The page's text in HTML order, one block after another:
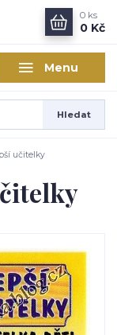
Menu
Hledat
0 ks
0 Kč
učitelky